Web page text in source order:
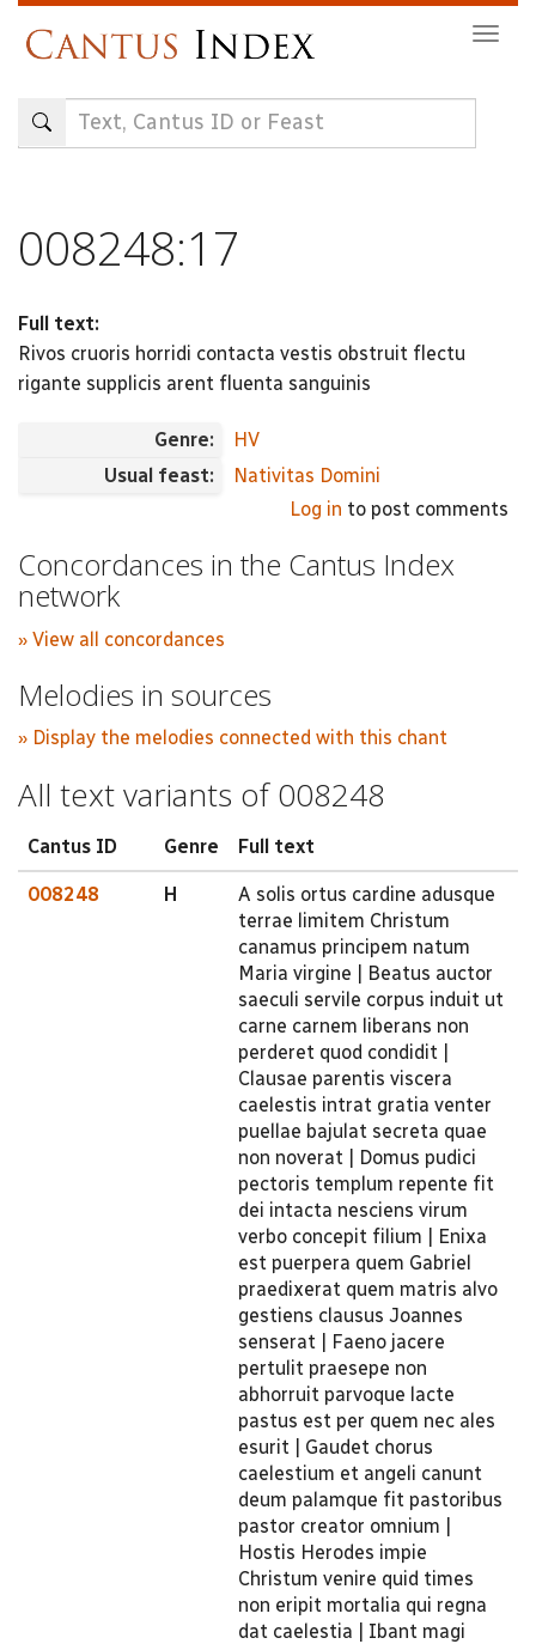
content
008248:17
Full text:
Rivos cruoris horridi contacta vestis obstruit flectu
rigante supplicis arent fluenta sanguinis
Genre:
HV
Usual feast:
Nativitas Domini
Log in to post comments
Concordances in the Cantus Index
network
» View all concordances
Melodies in sources
» Display the melodies connected with this chant
All text variants of 008248
Cantus ID Genre Full text
008248 H
A solis ortus cardine adusque
terrae limitem Christum
canamus principem natum
Maria virgine | Beatus auctor
saeculi servile corpus induit ut
carne carnem liberans non
perderet quod condidit |
Clausae parentis viscera
caelestis intrat gratia venter
puellae bajulat secreta quae
non noverat | Domus pudici
pectoris templum repente fit
dei intacta nesciens virum
verbo concepit filium | Enixa
est puerpera quem Gabriel
praedixerat quem matris alvo
gestiens clausus Joannes
senserat | Faeno jacere
pertulit praesepe non
abhorruit parvoque lacte
pastus est per quem nec ales
esurit | Gaudet chorus
caelestium et angeli canunt
deum palamque fit pastoribus
pastor creator omnium |
Hostis Herodes impie
Christum venire quid times
non eripit mortalia qui regna
dat caelestia | Ibant magi